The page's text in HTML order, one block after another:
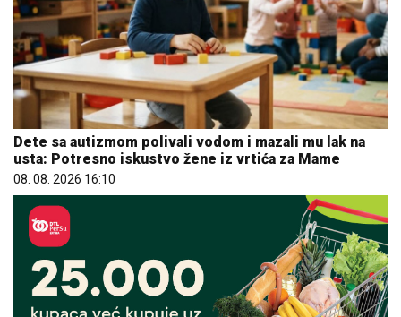
Dete sa autizmom polivali vodom i mazali mu lak na
usta: Potresno iskustvo žene iz vrtića za Mame
08. 08. 2026 16:10